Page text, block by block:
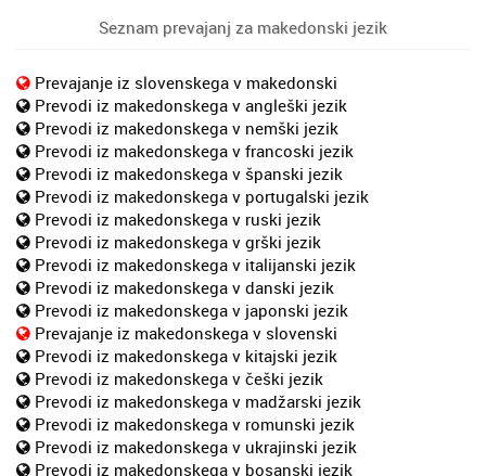
Seznam prevajanj za makedonski jezik
Prevajanje iz slovenskega v makedonski
Prevodi iz makedonskega v angleški jezik
Prevodi iz makedonskega v nemški jezik
Prevodi iz makedonskega v francoski jezik
Prevodi iz makedonskega v španski jezik
Prevodi iz makedonskega v portugalski jezik
Prevodi iz makedonskega v ruski jezik
Prevodi iz makedonskega v grški jezik
Prevodi iz makedonskega v italijanski jezik
Prevodi iz makedonskega v danski jezik
Prevodi iz makedonskega v japonski jezik
Prevajanje iz makedonskega v slovenski
Prevodi iz makedonskega v kitajski jezik
Prevodi iz makedonskega v češki jezik
Prevodi iz makedonskega v madžarski jezik
Prevodi iz makedonskega v romunski jezik
Prevodi iz makedonskega v ukrajinski jezik
Prevodi iz makedonskega v bosanski jezik